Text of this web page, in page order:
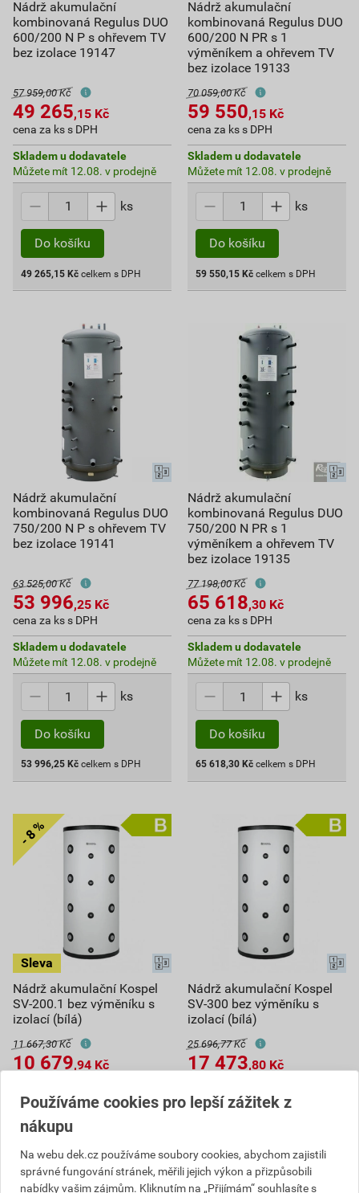
Nádrž akumulační
kombinovaná Regulus DUO
600/200 N P s ohřevem TV
bez izolace 19147
57 959,00 Kč
49 265,15 Kč
cena za ks s DPH
Skladem u dodavatele
Můžete mít 12.08. v prodejně
ks
Do košíku
49 265,15 Kč celkem s DPH
Nádrž akumulační
kombinovaná Regulus DUO
600/200 N PR s 1
výměníkem a ohřevem TV
bez izolace 19133
70 059,00 Kč
59 550,15 Kč
cena za ks s DPH
Skladem u dodavatele
Můžete mít 12.08. v prodejně
ks
Do košíku
59 550,15 Kč celkem s DPH
Nádrž akumulační
kombinovaná Regulus DUO
750/200 N P s ohřevem TV
bez izolace 19141
63 525,00 Kč
53 996,25 Kč
cena za ks s DPH
Skladem u dodavatele
Můžete mít 12.08. v prodejně
ks
Do košíku
53 996,25 Kč celkem s DPH
Nádrž akumulační
kombinovaná Regulus DUO
750/200 N PR s 1
výměníkem a ohřevem TV
bez izolace 19135
77 198,00 Kč
65 618,30 Kč
cena za ks s DPH
Skladem u dodavatele
Můžete mít 12.08. v prodejně
ks
Do košíku
65 618,30 Kč celkem s DPH
Nádrž akumulační Kospel
SV-200.1 bez výměníku s
izolací (bílá)
11 667,30 Kč
10 679,94 Kč
Skladem u dodavatele
Můžete mít 14.08. v prodejně
ks
Nádrž akumulační Kospel
SV-300 bez výměníku s
izolací (bílá)
25 696,77 Kč
17 473,80 Kč
Skladem u dodavatele
ks
Používáme cookies pro lepší zážitek z
nákupu
Na webu dek.cz používáme soubory cookies, abychom zajistili
správné fungování stránek, měřili jejich výkon a přizpůsobili
nabídky vašim zájmům. Kliknutím na „Přijímám“ souhlasíte s